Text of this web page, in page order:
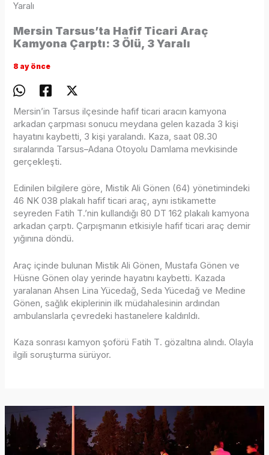
Yaralı
Mersin Tarsus’ta Hafif Ticari Araç
Kamyona Çarptı: 3 Ölü, 3 Yaralı
8 ay önce
Mersin’in Tarsus ilçesinde hafif ticari aracın kamyona
arkadan çarpması sonucu meydana gelen kazada 3 kişi
hayatını kaybetti, 3 kişi yaralandı. Kaza, saat 08.30
sıralarında Tarsus–Adana Otoyolu Damlama mevkisinde
gerçekleşti.
Edinilen bilgilere göre, Mistik Ali Gönen (64) yönetimindeki
46 NK 038 plakalı hafif ticari araç, aynı istikamette
seyreden Fatih T.’nin kullandığı 80 DT 162 plakalı kamyona
arkadan çarptı. Çarpışmanın etkisiyle hafif ticari araç demir
yığınına döndü.
Araç içinde bulunan Mistik Ali Gönen, Mustafa Gönen ve
Hüsne Gönen olay yerinde hayatını kaybetti. Kazada
yaralanan Ahsen Lina Yücedağ, Seda Yücedağ ve Medine
Gönen, sağlık ekiplerinin ilk müdahalesinin ardından
ambulanslarla çevredeki hastanelere kaldırıldı.
Kaza sonrası kamyon şoförü Fatih T. gözaltına alındı. Olayla
ilgili soruşturma sürüyor.